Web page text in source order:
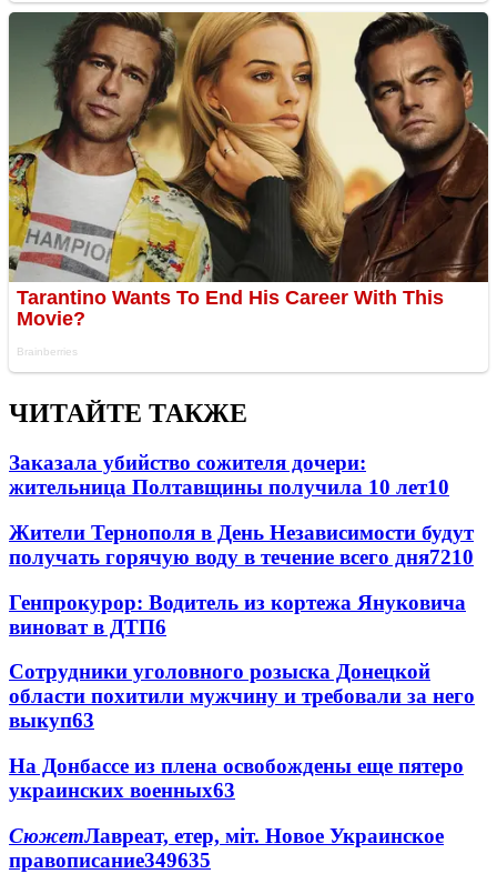
ЧИТАЙТЕ ТАКЖЕ
Заказала убийство сожителя дочери:
жительница Полтавщины получила 10 лет10
Жители Тернополя в День Независимости будут
получать горячую воду в течение всего дня7210
Генпрокурор: Водитель из кортежа Януковича
виноват в ДТП6
Сотрудники уголовного розыска Донецкой
области похитили мужчину и требовали за него
выкуп63
На Донбассе из плена освобождены еще пятеро
украинских военных63
СюжетЛавреат, етер, міт. Новое Украинское
правописание349635